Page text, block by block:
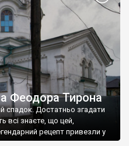
Феодора Тирона
спадок. Достатньо згадати
всі знаєте, що цей,
рецепт привезли у